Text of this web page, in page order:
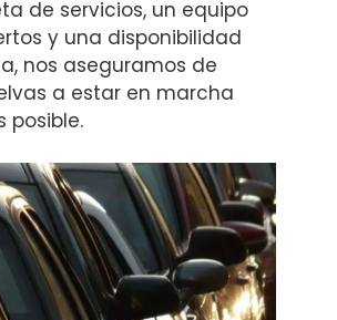
de servicios, un equipo
y una disponibilidad
nos aseguramos de
a estar en marcha
posible.